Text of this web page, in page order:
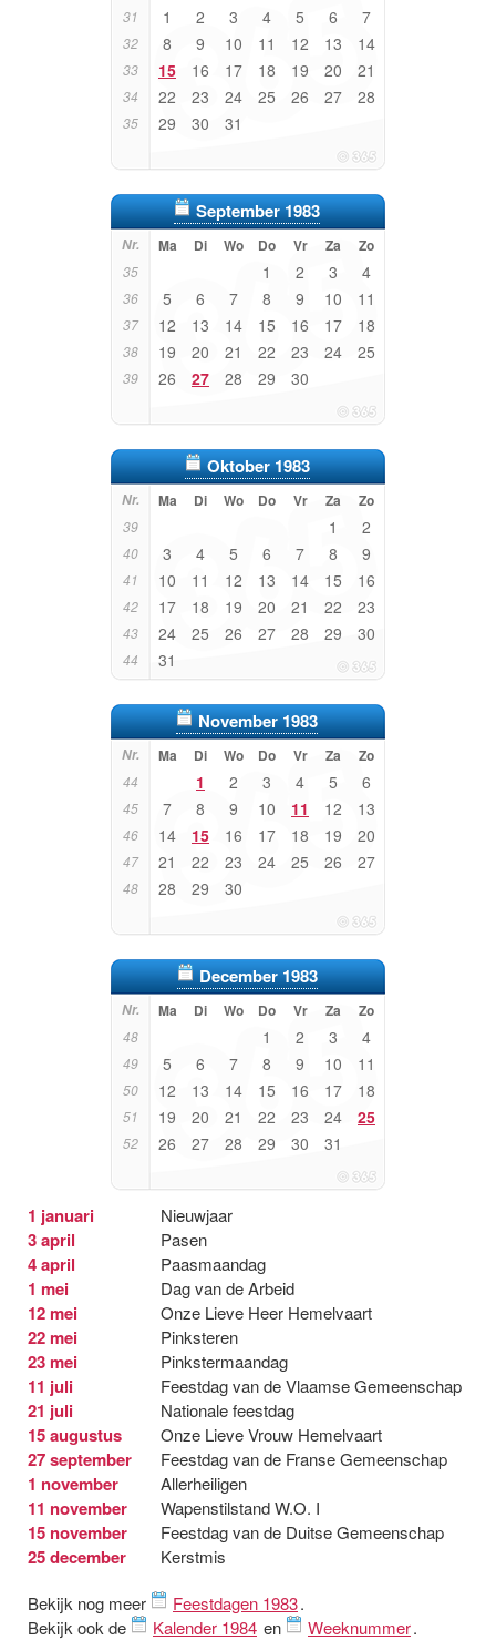
31 1 2 3 4 5 6 7
32 8 9 10 11 12 13 14
33 15 16 17 18 19 20 21
34 22 23 24 25 26 27 28
35 29 30 31
September 1983
Nr. Ma Di Wo Do Vr Za Zo
35 1 2 3 4
36 5 6 7 8 9 10 11
37 12 13 14 15 16 17 18
38 19 20 21 22 23 24 25
39 26 27 28 29 30
Oktober 1983
Nr. Ma Di Wo Do Vr Za Zo
39 1 2
40 3 4 5 6 7 8 9
41 10 11 12 13 14 15 16
42 17 18 19 20 21 22 23
43 24 25 26 27 28 29 30
44 31
November 1983
Nr. Ma Di Wo Do Vr Za Zo
44 1 2 3 4 5 6
45 7 8 9 10 11 12 13
46 14 15 16 17 18 19 20
47 21 22 23 24 25 26 27
48 28 29 30
December 1983
Nr. Ma Di Wo Do Vr Za Zo
48 1 2 3 4
49 5 6 7 8 9 10 11
50 12 13 14 15 16 17 18
51 19 20 21 22 23 24 25
52 26 27 28 29 30 31
1 januari Nieuwjaar
3 april Pasen
4 april Paasmaandag
1 mei Dag van de Arbeid
12 mei Onze Lieve Heer Hemelvaart
22 mei Pinksteren
23 mei Pinkstermaandag
11 juli Feestdag van de Vlaamse Gemeenschap
21 juli Nationale feestdag
15 augustus Onze Lieve Vrouw Hemelvaart
27 september Feestdag van de Franse Gemeenschap
1 november Allerheiligen
11 november Wapenstilstand W.O. I
15 november Feestdag van de Duitse Gemeenschap
25 december
Kerstmis
Bekijk nog meer
Feestdagen 1983.
Bekijk ook de
Kalender 1984 en Weeknummer.